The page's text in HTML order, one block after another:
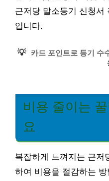
근저당 말소등기 신청서
입니다.
💡 카드 포인트로 등기 수
비용 줄이는
요
복잡하게 느껴지는 근저
하여 비용을 절감하는